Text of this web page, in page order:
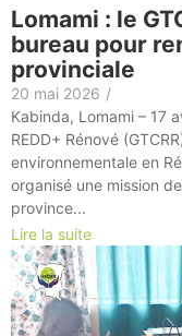
Lomami : le
bureau pour
provinciale
20 mai 2026 /
Kabinda, Lomami – 17
REDD+ Rénové
environnementale en
organisé une mission
province...
Lire la suite